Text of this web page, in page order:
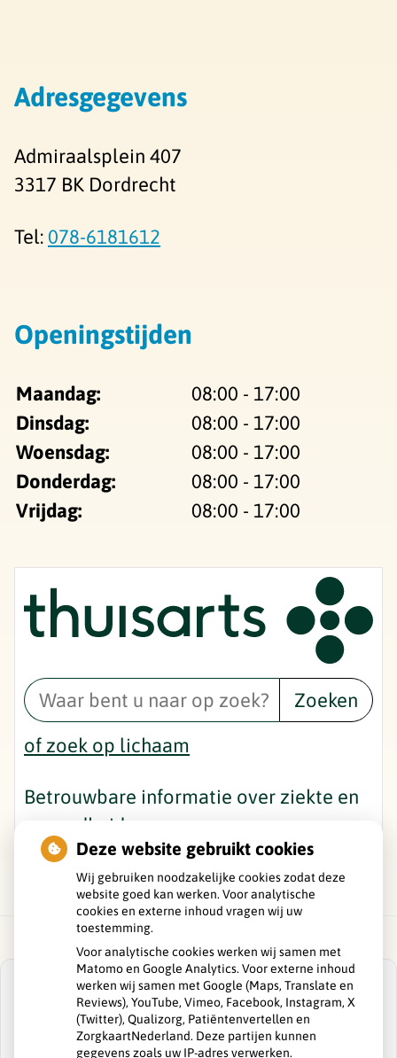
Adresgegevens
Admiraalsplein 407
3317 BK Dordrecht
Tel:078-6181612
Openingstijden
Maandag:
08:00 - 17:00
Dinsdag:
08:00 - 17:00
Woensdag:
08:00 - 17:00
Donderdag:
08:00 - 17:00
Vrijdag:
08:00 - 17:00
Zoeken
of zoek op lichaam
Betrouwbare informatie over ziekte en
gezondheid
U heeft geen toestemming gegeven voor
externe inhoud die nodig is om dit te
Deze website gebruikt cookies
Wij gebruiken noodzakelijke cookies zodat deze
website goed kan werken. Voor analytische
cookies en externe inhoud vragen wij uw
toestemming.
Voor analytische cookies werken wij samen met
Matomo en Google Analytics. Voor externe inhoud
werken wij samen met Google (Maps, Translate en
Reviews), YouTube, Vimeo, Facebook, Instagram, X
(Twitter), Qualizorg, Patiëntenvertellen en
ZorgkaartNederland. Deze partijen kunnen
gegevens zoals uw IP-adres verwerken.